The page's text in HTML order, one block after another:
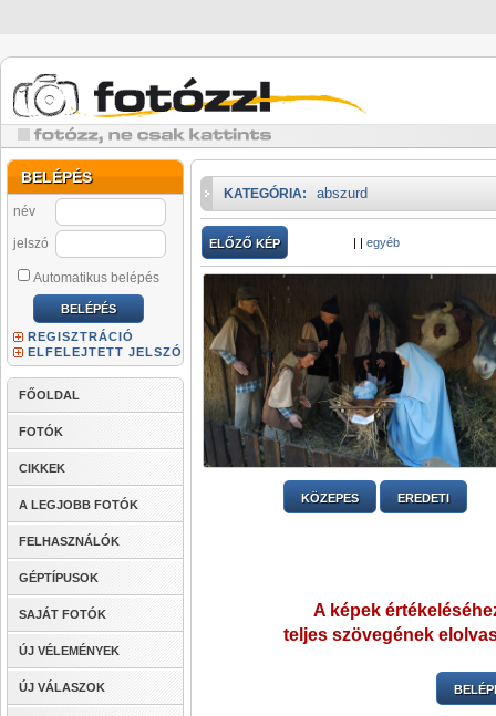
BELÉPÉS
név
jelszó
Automatikus belépés
REGISZTRÁCIÓ
ELFELEJTETT JELSZÓ
FŐOLDAL
FOTÓK
CIKKEK
A LEGJOBB FOTÓK
FELHASZNÁLÓK
GÉPTÍPUSOK
SAJÁT FOTÓK
ÚJ VÉLEMÉNYEK
ÚJ VÁLASZOK
KATEGÓRIA: abszurd
ELŐZŐ KÉP | | egyéb
KÖZEPES EREDETI
A képek
teljes szövegének